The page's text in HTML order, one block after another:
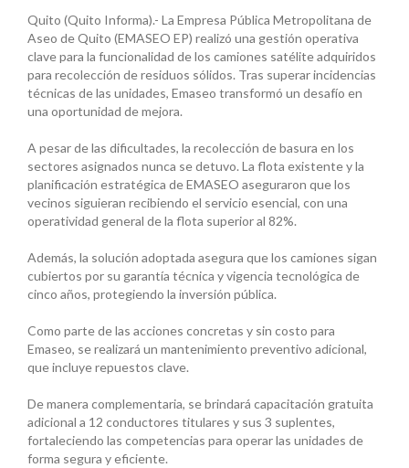
Quito (Quito Informa).- La Empresa Pública Metropolitana de
Aseo de Quito (EMASEO EP) realizó una gestión operativa
clave para la funcionalidad de los camiones satélite adquiridos
para recolección de residuos sólidos. Tras superar incidencias
técnicas de las unidades, Emaseo transformó un desafío en
una oportunidad de mejora.
A pesar de las dificultades, la recolección de basura en los
sectores asignados nunca se detuvo. La flota existente y la
planificación estratégica de EMASEO aseguraron que los
vecinos siguieran recibiendo el servicio esencial, con una
operatividad general de la flota superior al 82%.
Además, la solución adoptada asegura que los camiones sigan
cubiertos por su garantía técnica y vigencia tecnológica de
cinco años, protegiendo la inversión pública.
Como parte de las acciones concretas y sin costo para
Emaseo, se realizará un mantenimiento preventivo adicional,
que incluye repuestos clave.
De manera complementaria, se brindará capacitación gratuita
adicional a 12 conductores titulares y sus 3 suplentes,
fortaleciendo las competencias para operar las unidades de
forma segura y eficiente.